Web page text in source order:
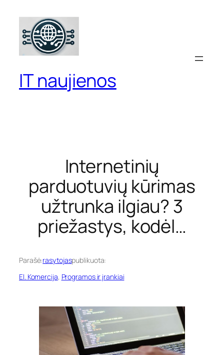
turinio
IT naujienos
Internetinių
parduotuvių kūrimas
užtrunka ilgiau? 3
priežastys, kodėl…
Parašė:rasytojaspublikuota:
El. Komercija, Programos ir įrankiai